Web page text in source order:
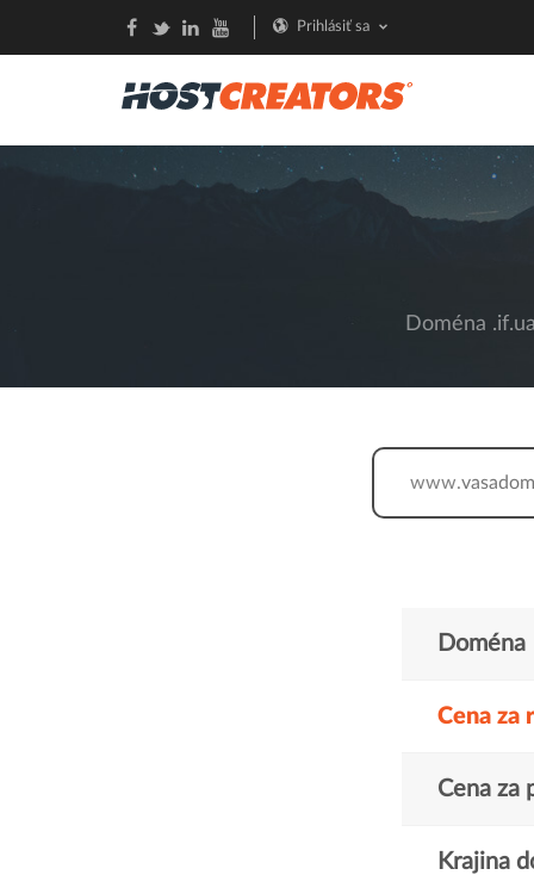
Prihlásiť sa
Doména
www.
Doména
Cena za
Cena za
Krajina